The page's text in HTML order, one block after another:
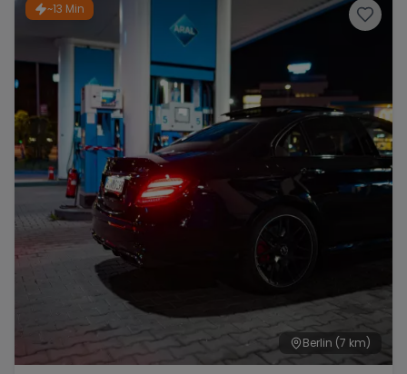
~13 Min
Berlin (7 km)